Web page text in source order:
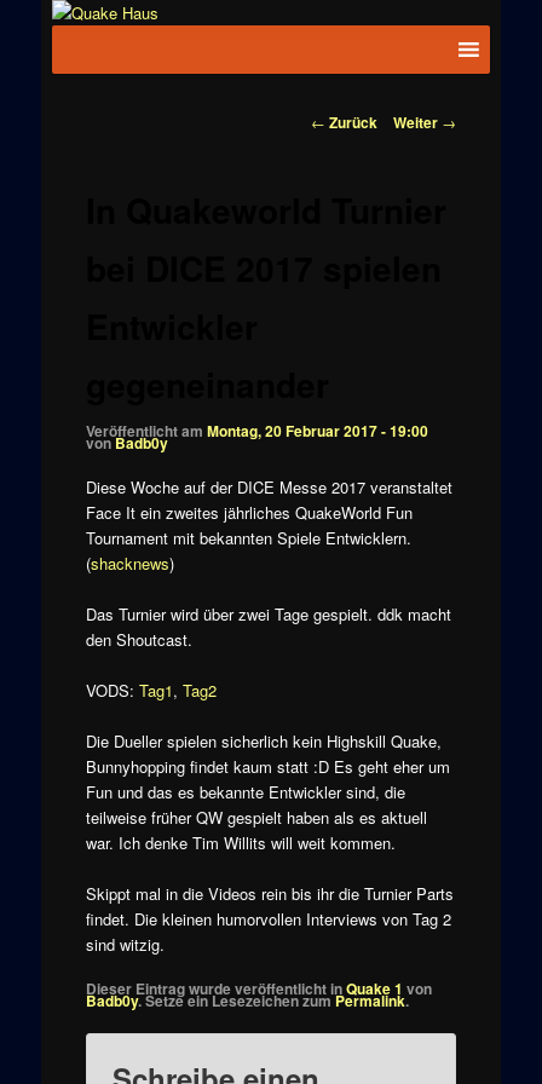
News zu
Beitragsnavigation
← Zurück Weiter →
Veröffentlicht am Montag, 20 Februar 2017 - 19:00
vonBadb0y
Diese Woche auf der DICE Messe 2017 veranstaltet
Face It ein zweites jährliches QuakeWorld Fun
Tournament mit bekannten Spiele Entwicklern.
(shacknews)
Das Turnier wird über zwei Tage gespielt. ddk macht
den Shoutcast.
VODS: Tag1, Tag2
Die Dueller spielen sicherlich kein Highskill Quake,
Bunnyhopping findet kaum statt :D Es geht eher um
Fun und das es bekannte Entwickler sind, die
teilweise früher QW gespielt haben als es aktuell
war. Ich denke Tim Willits will weit kommen.
Skippt mal in die Videos rein bis ihr die Turnier Parts
findet. Die kleinen humorvollen Interviews von Tag 2
sind witzig.
Dieser Eintrag wurde veröffentlicht inQuake 1 von
Badb0y. Setze ein Lesezeichen zumPermalink.